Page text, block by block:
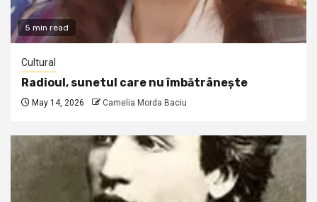
5 min read
Cultural
Radioul, sunetul care nu îmbătrânește
May 14, 2026 Camelia Morda Baciu